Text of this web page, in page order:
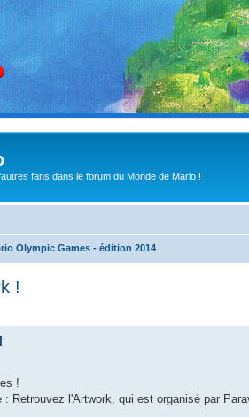
fans dans le forum du Monde de Mario !
Olympic Games - édition 2014
!
!
Retrouvez l'Artwork, qui est organisé par